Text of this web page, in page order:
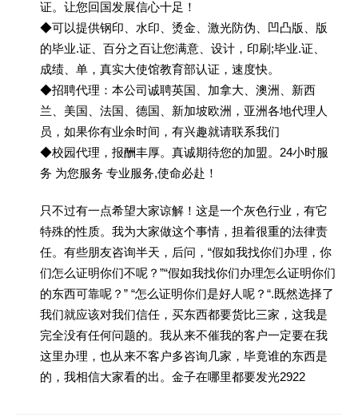
证。让您回国发展信心十足！
◆可以提供钢印、水印、烫金、激光防伪、凹凸版、版
的毕业.证、百分之百让您满意、设计，印刷;毕业.证、
成绩、单，真实大使馆教育部认证，速度快。
◆招聘代理：本公司诚聘英国、加拿大、澳洲、新西
兰、美国、法国、德国、新加坡欧洲，亚洲各地代理人
员，如果你有业余时间，有兴趣就请联系我们
◆校园代理，报酬丰厚。真诚期待您的加盟。24小时服
务 为您服务 专业服务,使命必赴！
只不过有一点希望大家谅解！这是一个灰色行业，有它
特殊的性质。我为大家做这个事情，担着很重的法律责
任。有些朋友咨询半天，后问，“假如我找你们办理，你
们怎么证明你们不呢？”“假如我找你们办理怎么证明你们
的东西可靠呢？” “怎么证明你们是好人呢？“.既然选择了
我们就应该对我们信任，买东西都要货比三家，这我是
完全没有任何问题的。我从来不催我的客户一定要在我
这里办理，也从来不客户多咨询几家，毕竟谁的东西是
的，我相信大家看的出。金子在哪里都要发光2922